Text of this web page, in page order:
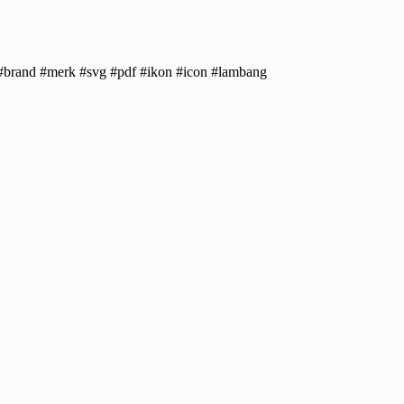
#merk #svg #pdf #ikon #icon #lambang